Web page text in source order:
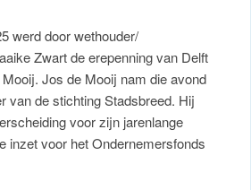
werd door wethouder/
Zwart de erepenning van Delft
Jos de Mooij nam die avond
van de stichting Stadsbreed. Hij
voor zijn jarenlange
inzet voor het Ondernemersfonds